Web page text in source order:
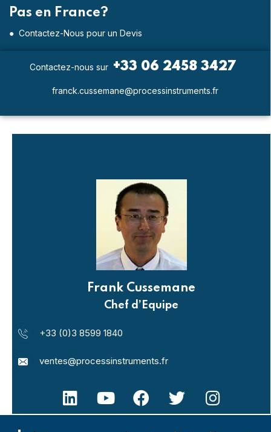
Pas en France?
● Contactez-Nous pour un Devis
Contactez-nous sur +33 06 2458 3427
franck.cussemane@processinstruments.fr
Frank Cussemane
Chef d’Equipe
+33 (0)3 8599 1840
ventes@processinstruments.fr